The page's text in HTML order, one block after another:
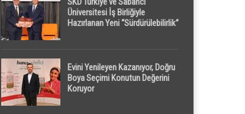
Üniversitesi İş Birliğiyle
Hazırlanan Yeni “Sürdürülebilirlik”
Evini Yenileyen Kazanıyor, Doğru
Boya Seçimi Konutun Değerini
Koruyor